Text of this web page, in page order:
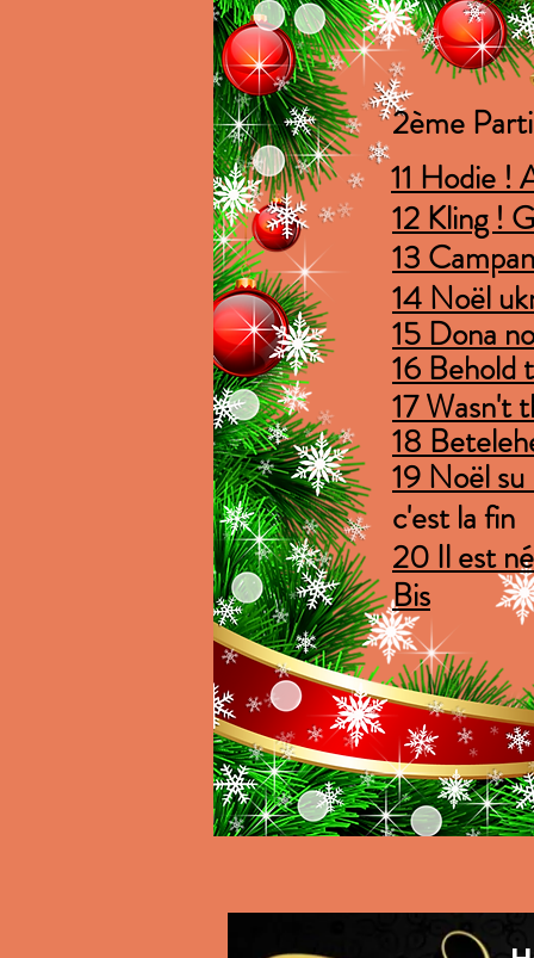
11 Hodie !
2ème
12 Kling !
13
14 Noël
15 Dona
16 Behold
17 Wasn't
18
19 Noël
c'est la fin
20 Il est
Bis